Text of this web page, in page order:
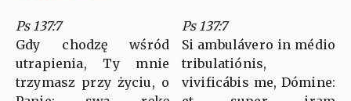
Ps 137:7
Gdy chodzę wśród
utrapienia, Ty mnie
trzymasz przy życiu, o
Ps 137:7
Si ambulávero in médio
tribulatiónis,
vivificábis me, Dómine: